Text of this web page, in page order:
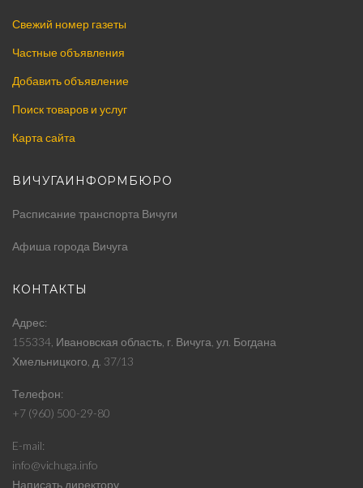
Свежий номер газеты
Частные объявления
Добавить объявление
Поиск товаров и услуг
Карта сайта
ВИЧУГАИНФОРМБЮРО
Расписание транспорта Вичуги
Афиша города Вичуга
КОНТАКТЫ
Адрес
155334, Ивановская область, г. Вичуга, ул. Богдана
Хмельницкого, д. 37/13
Телефон
+7 (960) 500-29-80
E-mail
info@vichuga.info
Написать директору